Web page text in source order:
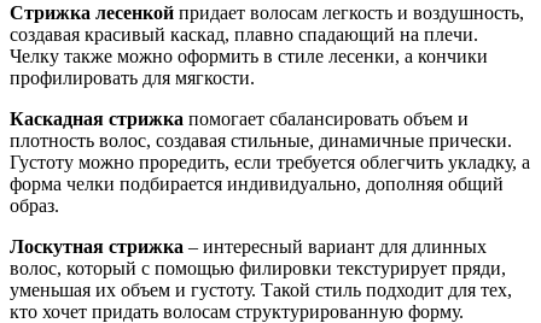
Стрижка лесенкой придает волосам легкость и воздушность,
создавая красивый каскад, плавно спадающий на плечи.
Челку также можно оформить в стиле лесенки, а кончики
профилировать для мягкости.
Каскадная стрижка помогает сбалансировать объем и
плотность волос, создавая стильные, динамичные прически.
Густоту можно проредить, если требуется облегчить укладку, а
форма челки подбирается индивидуально, дополняя общий
образ.
Лоскутная стрижка – интересный вариант для длинных
волос, который с помощью филировки текстурирует пряди,
уменьшая их объем и густоту. Такой стиль подходит для тех,
кто хочет придать волосам структурированную форму.